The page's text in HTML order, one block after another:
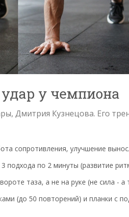
у чемпиона
Дмитрия Кузнецова. Его
сопротивления, улучшение
подхода по 2 минуты (развитие
таза, а не на руке (не сила - а
(до 50 повторений) и планки с